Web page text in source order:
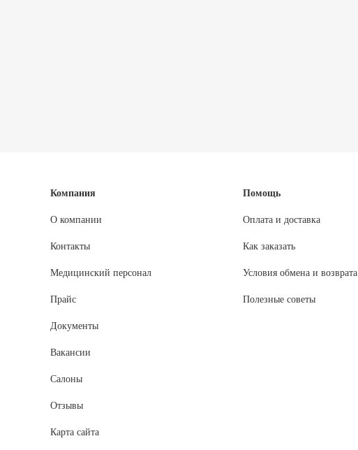
Компания
О компании
Контакты
Медицинский персонал
Прайс
Документы
Вакансии
Салоны
Отзывы
Карта сайта
Помощь
Оплата и доставка
Как заказать
Условия обмена и возврата
Полезные советы